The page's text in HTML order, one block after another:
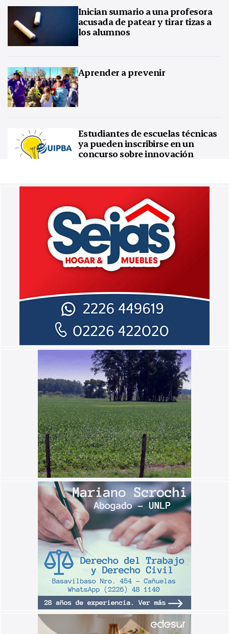
Inician sumario a una profesora
acusada de patear y tirar tizas a
los alumnos
Aprender a prevenir
Estudiantes de escuelas técnicas
ya pueden inscribirse en un
concurso sobre innovación